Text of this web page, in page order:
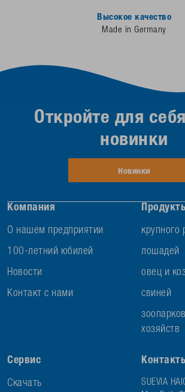
Высокое качество
Made in Germany
Компания
О нашем предприятии
100-летний юбилей
Новости
Контакт с нами
крупного
лошадей
овец и
свиней
хозяйств
Сервис
Скачать
SUEVIA
Откройте для
новинки
Новинки